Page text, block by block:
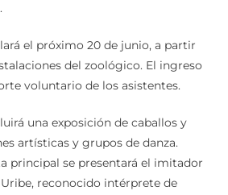
el próximo 20 de junio, a partir
del zoológico. El ingreso
voluntario de los asistentes.
una exposición de caballos y
artísticas y grupos de danza.
principal se presentará el imitador
reconocido intérprete de